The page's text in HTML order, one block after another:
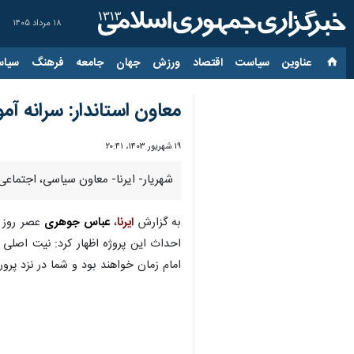
۱۸ مرداد ۱۴۰۵
عناوین‌ سیاست اقتصاد ورزش جهان جامعه فرهنگ
معاون استاندار: سرانه
۱۹ شهریور ۱۴۰۳، ۲۰:۴۱